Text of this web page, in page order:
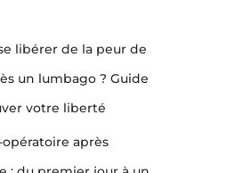
libérer de la peur de
un lumbago ? Guide
votre liberté
après